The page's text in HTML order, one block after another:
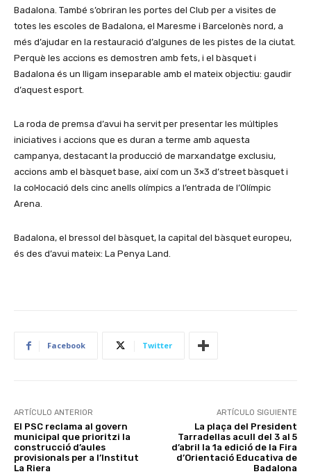
Badalona. També s’obriran les portes del Club per a visites de
totes les escoles de Badalona, el Maresme i Barcelonès nord, a
més d’ajudar en la restauració d’algunes de les pistes de la ciutat.
Perquè les accions es demostren amb fets, i el bàsquet i
Badalona és un lligam inseparable amb el mateix objectiu: gaudir
d’aquest esport.
La roda de premsa d’avui ha servit per presentar les múltiples
iniciatives i accions que es duran a terme amb aquesta
campanya, destacant la producció de marxandatge exclusiu,
accions amb el bàsquet base, així com un 3×3 d’street bàsquet i
la col·locació dels cinc anells olímpics a l’entrada de l’Olímpic
Arena.
Badalona, el bressol del bàsquet, la capital del bàsquet europeu,
és des d’avui mateix: La Penya Land.
Facebook Twitter
ARTÍCULO ANTERIOR
El PSC reclama al govern
municipal que prioritzi la
construcció d’aules
provisionals per a l’Institut
La Riera
ARTÍCULO SIGUIENTE
La plaça del President
Tarradellas acull del 3 al 5
d’abril la 1a edició de la Fira
d’Orientació Educativa de
Badalona